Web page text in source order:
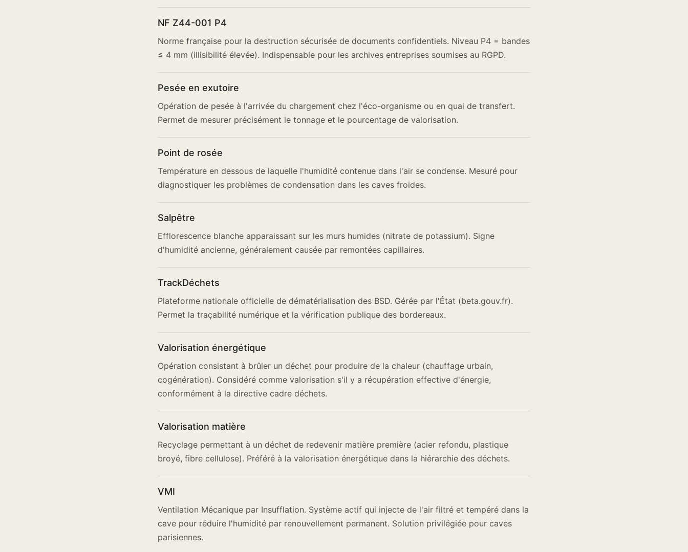
NF Z44-001 P4
Norme française pour la destruction sécurisée de documents confidentiels. Niveau P4 = bandes
≤ 4 mm (illisibilité élevée). Indispensable pour les archives entreprises soumises au RGPD.
Pesée en exutoire
Opération de pesée à l'arrivée du chargement chez l'éco-organisme ou en quai de transfert.
Permet de mesurer précisément le tonnage et le pourcentage de valorisation.
Point de rosée
Température en dessous de laquelle l'humidité contenue dans l'air se condense. Mesuré pour
diagnostiquer les problèmes de condensation dans les caves froides.
Salpêtre
Efflorescence blanche apparaissant sur les murs humides (nitrate de potassium). Signe
d'humidité ancienne, généralement causée par remontées capillaires.
TrackDéchets
Plateforme nationale officielle de dématérialisation des BSD. Gérée par l'État (beta.gouv.fr).
Permet la traçabilité numérique et la vérification publique des bordereaux.
Valorisation énergétique
Opération consistant à brûler un déchet pour produire de la chaleur (chauffage urbain,
cogénération). Considéré comme valorisation s'il y a récupération effective d'énergie,
conformément à la directive cadre déchets.
Valorisation matière
Recyclage permettant à un déchet de redevenir matière première (acier refondu, plastique
broyé, fibre cellulose). Préféré à la valorisation énergétique dans la hiérarchie des déchets.
VMI
Ventilation Mécanique par Insufflation. Système actif qui injecte de l'air filtré et tempéré dans la
cave pour réduire l'humidité par renouvellement permanent. Solution privilégiée pour caves
parisiennes.